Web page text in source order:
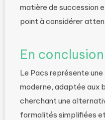
matière de succession
point à considérer
En conclusion
Le Pacs représente une
moderne, adaptée aux
cherchant une
formalités simplifiées